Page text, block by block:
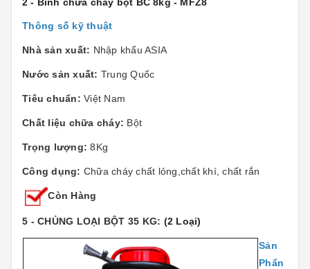
Thông số kỹ thuật
Nhà sản xuất: Nhập khẩu ASIA
Nước sản xuất: Trung Quốc
Tiêu chuẩn: Việt Nam
Chất liệu chữa cháy: Bột
Trọng lượng: 8Kg
Công dụng: Chữa cháy chất lỏng,chất khí, chất rắn
Còn Hàng
5 - CHỦNG LOẠI BỘT 35 KG: (2 Loại)
Sản
Phẩn